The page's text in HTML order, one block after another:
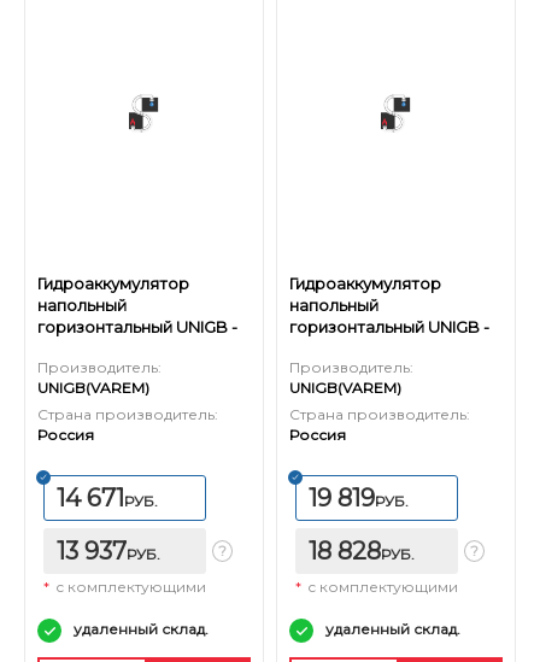
Гидроаккумулятор
напольный
горизонтальный UNIGB -
Производитель:
UNIGB(VAREM)
Страна производитель:
Россия
14 671РУБ.
13 937РУБ.
* с комплектующими
удаленный склад.
Гидроаккумулятор
напольный
горизонтальный UNIGB -
Производитель:
UNIGB(VAREM)
Страна производитель:
Россия
19 819РУБ.
18 828РУБ.
* с комплектующими
удаленный склад.